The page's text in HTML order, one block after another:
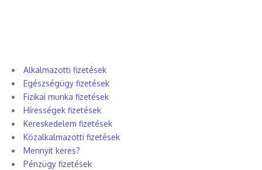
Alkalmazotti fizetések
Egészségügy fizetések
Fizikai munka fizetések
Hírességek fizetések
Kereskedelem fizetések
Közalkalmazotti fizetések
Mennyit keres?
Pénzügy fizetések